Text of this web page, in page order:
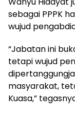
sebagai PPPK
wujud
“Jabatan ini
tetapi wujud
masyarakat,
Kuasa,”